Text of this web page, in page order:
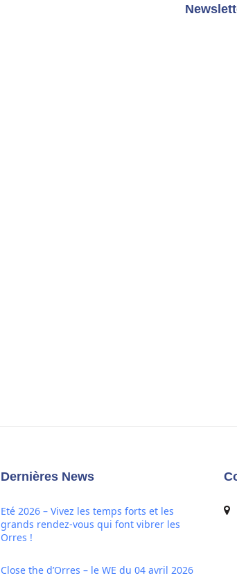
Dernières News
Eté 2026 – Vivez les temps forts et les
grands rendez-vous qui font vibrer les
Orres !
Close the d’Orres – le WE du 04 avril 2026